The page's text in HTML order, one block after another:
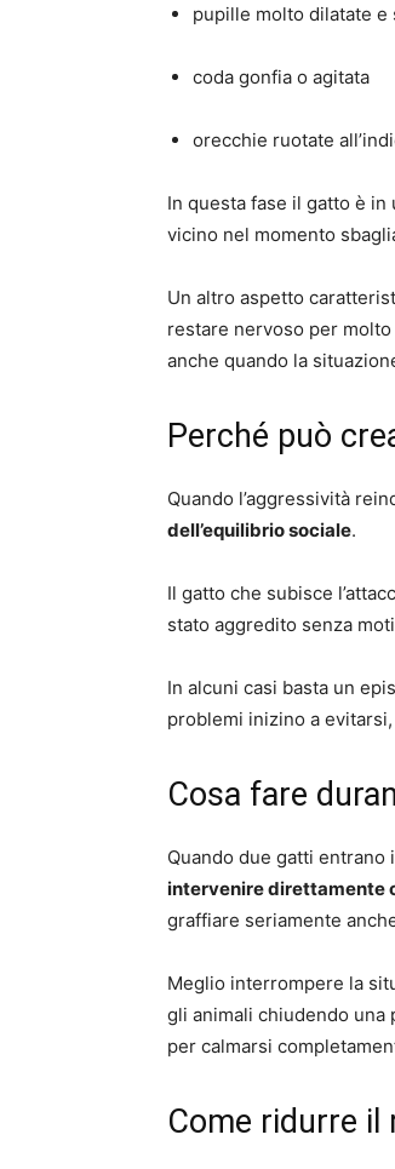
pupille molto dilatate e
coda gonfia o agitata
orecchie ruotate
In questa fase il gatto è
vicino nel momento
Un altro aspetto
restare nervoso per
anche quando la
Perché può
Quando l’aggressività
dell’equilibrio sociale.
Il gatto che subisce
stato aggredito senza
In alcuni casi basta un
problemi inizino a
Cosa fare
Quando due gatti
intervenire direttamente
graffiare seriamente
Meglio interrompere la
gli animali chiudendo una
per calmarsi
Come ridurre il